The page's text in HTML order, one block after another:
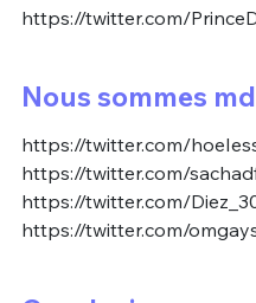
https://twitter.com/
Nous sommes
https://twitter.com/
https://twitter.com/
https://twitter.com/
https://twitter.com/